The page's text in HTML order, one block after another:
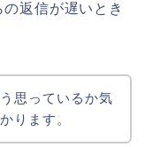
返信が遅いとき
思っているか気
ります。